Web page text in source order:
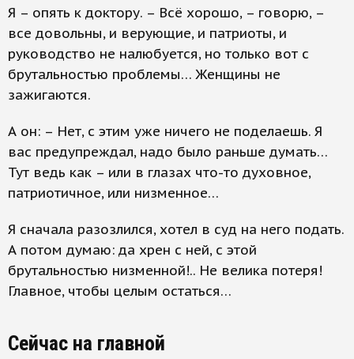
Я – опять к доктору. – Всё хорошо, – говорю, –
все довольны, и верующие, и патриоты, и
руководство не налюбуется, но только вот с
брутальностью проблемы… Женщины не
зажигаются.
А он: – Нет, с этим уже ничего не поделаешь. Я
вас предупреждал, надо было раньше думать…
Тут ведь как – или в глазах что-то духовное,
патриотичное, или низменное…
Я сначала разозлился, хотел в суд на него подать.
А потом думаю: да хрен с ней, с этой
брутальностью низменной!.. Не велика потеря!
Главное, чтобы целым остаться…
Сейчас на главной